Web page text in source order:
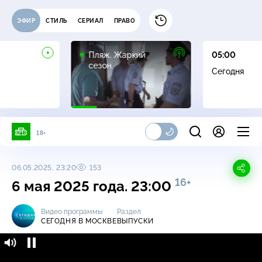
ЭФИР СТИЛЬ СЕРИАЛ ПРАВО
Пляж. Жаркий
сезон
16+
05:00
Сегодня
18+
06.05.2025, 23:20 153
6 мая 2025 года. 23:00 16+
Видео программы
СЕГОДНЯ В МОСКВЕ
Раздел
ВЫПУСКИ